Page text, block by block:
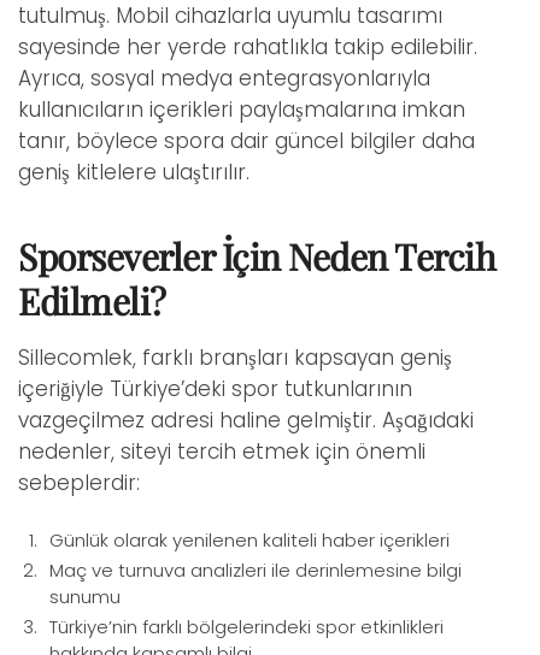
tutulmuş. Mobil cihazlarla uyumlu tasarımı
sayesinde her yerde rahatlıkla takip edilebilir.
Ayrıca, sosyal medya entegrasyonlarıyla
kullanıcıların içerikleri paylaşmalarına imkan
tanır, böylece spora dair güncel bilgiler daha
geniş kitlelere ulaştırılır.
Sporseverler İçin Neden Tercih
Edilmeli?
Sillecomlek, farklı branşları kapsayan geniş
içeriğiyle Türkiye’deki spor tutkunlarının
vazgeçilmez adresi haline gelmiştir. Aşağıdaki
nedenler, siteyi tercih etmek için önemli
sebeplerdir:
Günlük olarak yenilenen kaliteli haber içerikleri
Maç ve turnuva analizleri ile derinlemesine bilgi
sunumu
Türkiye’nin farklı bölgelerindeki spor etkinlikleri